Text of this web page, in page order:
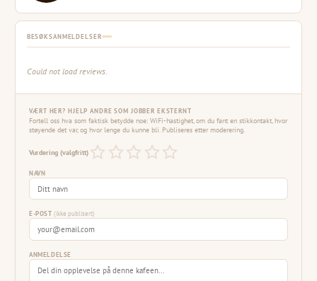
BESØKSANMELDELSER
Could not load reviews.
VÆRT HER? HJELP ANDRE SOM JOBBER EKSTERNT
Fortell oss hva som faktisk betydde noe: WiFi-hastighet, om du fant en stikkontakt, hvor
støyende det var, og hvor lenge du kunne bli. Publiseres etter moderering.
Vurdering (valgfritt)
NAVN
E-POST(ikke publisert)
ANMELDELSE